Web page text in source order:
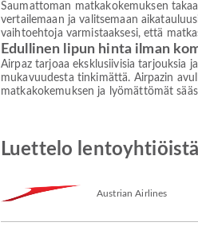
Saumattoman matkakokemuksen
vertailemaan ja valitsemaan
vaihtoehtoja varmistaaksesi, että
Edullinen lipun hinta ilman
Airpaz tarjoaa eksklusiivisia tarjouksia
mukavuudesta tinkimättä. Airpazin
matkakokemuksen ja lyömättömät
Luettelo
Austrian Airlines